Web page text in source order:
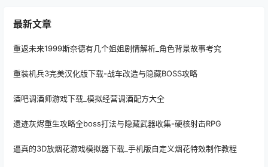
最新文章
重返未来1999斯奈德有几个姐姐剧情解析_角色背景故事考究
重装机兵3完美汉化版下载-战车改造与隐藏BOSS攻略
酒吧调酒师游戏下载_模拟经营调酒配方大全
遗迹灰烬重生攻略全boss打法与隐藏武器收集-硬核射击RPG
逼真的3D放烟花游戏模拟器下载_手机版自定义烟花特效制作教程